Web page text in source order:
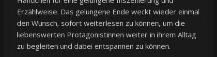
Erzählweise. Das gelungene Ende weckt wieder einmal
den Wunsch, sofort weiterlesen zu können, um die
liebenswerten Protagonistinnen weiter in ihrem Alltag
zu begleiten und dabei entspannen zu können.